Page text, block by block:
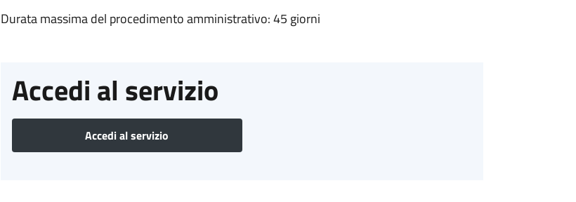
Durata massima del procedimento amministrativo: 45 giorni
Accedi al servizio
Accedi al servizio